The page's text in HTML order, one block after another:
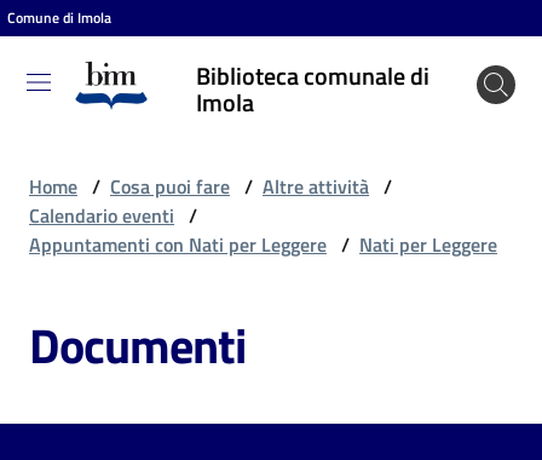
Vai al contenuto
Vai alla navigazione
Vai al footer
Comune di Imola
Biblioteca comunale di
Imola
Biblioteca
comunale
Cosa
fare
Home / Cosa puoi fare / Altre attività /
Calendario eventi /
Appuntamenti con Nati per Leggere / Nati per Leggere
Documenti